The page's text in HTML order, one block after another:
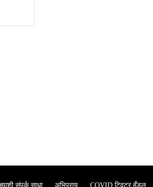
संपर्क साधा अभिप्राय COVID ट्विटर हँडल